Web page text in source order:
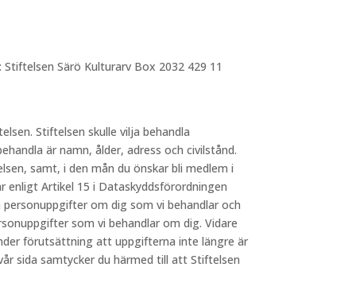
Särö Kulturarv Box 2032 429 11
Stiftelsen skulle vilja behandla
är namn, ålder, adress och civilstånd.
samt, i den mån du önskar bli medlem i
enligt Artikel 15 i Dataskyddsförordningen
om dig som vi behandlar och
som vi behandlar om dig. Vidare
förutsättning att uppgifterna inte längre är
sida samtycker du härmed till att Stiftelsen